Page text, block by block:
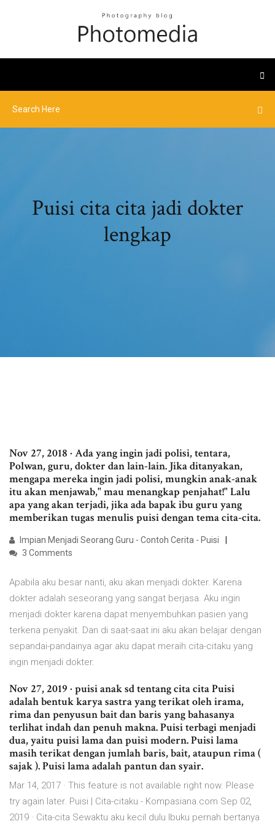
Puisi cita cita jadi dokter
lengkap
Nov 27, 2018 · Ada yang ingin jadi polisi, tentara,
Polwan, guru, dokter dan lain-lain. Jika ditanyakan,
mengapa mereka ingin jadi polisi, mungkin anak-anak
itu akan menjawab," mau menangkap penjahat!" Lalu
apa yang akan terjadi, jika ada bapak ibu guru yang
memberikan tugas menulis puisi dengan tema cita-cita.
Impian Menjadi Seorang Guru - Contoh Cerita - Puisi
3 Comments
Apabila aku besar nanti, aku akan menjadi dokter. Karena
dokter adalah seseorang yang sangat berjasa. Aku ingin
menjadi dokter karena dapat menyembuhkan pasien yang
terkena penyakit. Dan di saat-saat ini aku akan belajar dengan
sepandai-pandainya agar aku dapat meraih cita-citaku yang
ingin menjadi dokter.
Nov 27, 2019 · puisi anak sd tentang cita cita Puisi
adalah bentuk karya sastra yang terikat oleh irama,
rima dan penyusun bait dan baris yang bahasanya
terlihat indah dan penuh makna. Puisi terbagi menjadi
dua, yaitu puisi lama dan puisi modern. Puisi lama
masih terikat dengan jumlah baris, bait, ataupun rima (
sajak ). Puisi lama adalah pantun dan syair.
Mar 14, 2017 · This feature is not available right now. Please
try again later. Puisi | Cita-citaku - Kompasiana.com Sep 02,
2019 · Cita-cita Sewaktu aku kecil dulu Ibuku pernah bertanya